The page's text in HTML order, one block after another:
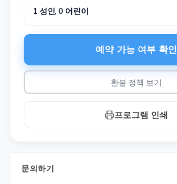
1 성인, 0 어린이
예약 가능 여부 확인
환불 정책 보기
프로그램 인쇄
문의하기